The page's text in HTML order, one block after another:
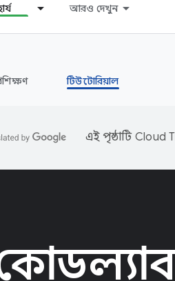
আরও দেখুন
টিউটোরিয়াল
এই পৃষ্ঠাটি Cloud
কোডল্যাব